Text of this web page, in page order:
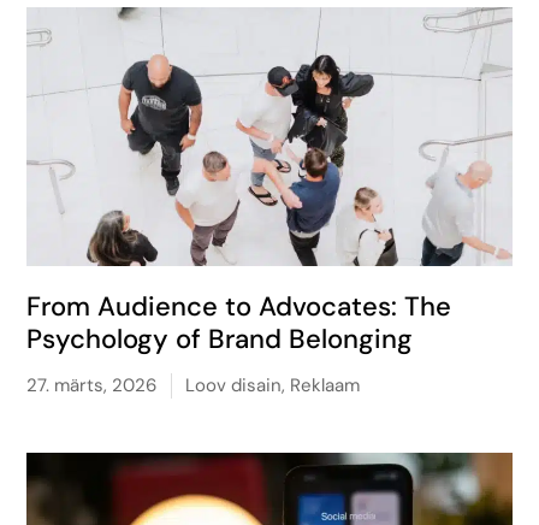
From Audience to Advocates: The
Psychology of Brand Belonging
27. märts, 2026 Loov disain, Reklaam